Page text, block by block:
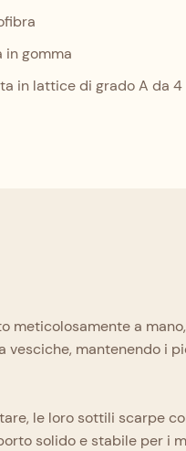
in gomma
in lattice di grado A da 4
meticolosamente a
vesciche, mantenendo i
le loro sottili scarpe
solido e stabile per i